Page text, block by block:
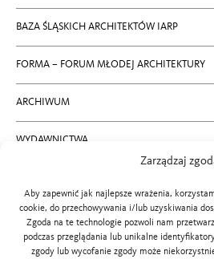
Zarządzaj
Aby zapewnić jak najlepsze wrażenia,
cookie, do przechowywania i/lub uzyskiwania
Zgoda na te technologie pozwoli nam
podczas przeglądania lub unikalne
zgody lub wycofanie zgody może
BAZA ŚLĄSKICH ARCHITEKTÓW IARP
FORMA – FORUM MŁODEJ ARCHITEKTURY
ARCHIWUM
WYDAWNICTWA
BIP SLOIARP